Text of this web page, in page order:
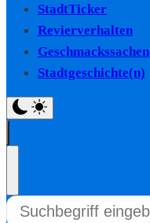
StadtTicker
Revierverhalten
Geschmackssachen
Stadtgeschichte(n)